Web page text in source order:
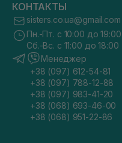
КОНТАКТЫ
sisters.co.ua@gmail.com
Пн.-Пт. с 10:00 до 19:00
Сб.-Вс. с 11:00 до 18:00
Менеджер
+38 (097) 612-54-81
+38 (097) 788-12-88
+38 (097) 983-41-20
+38 (068) 693-46-00
+38 (068) 951-22-86